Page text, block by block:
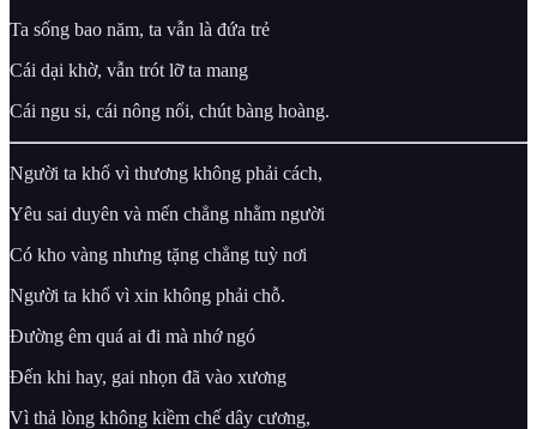
Ta sống bao năm, ta vẫn là đứa trẻ
Cái dại khờ, vẫn trót lỡ ta mang
Cái ngu si, cái nông nổi, chút bàng hoàng.
Người ta khổ vì thương không phải cách,
Yêu sai duyên và mến chẳng nhằm người
Có kho vàng nhưng tặng chẳng tuỳ nơi
Người ta khổ vì xin không phải chỗ.
Đường êm quá ai đi mà nhớ ngó
Đến khi hay, gai nhọn đã vào xương
Vì thả lòng không kiềm chế dây cương,